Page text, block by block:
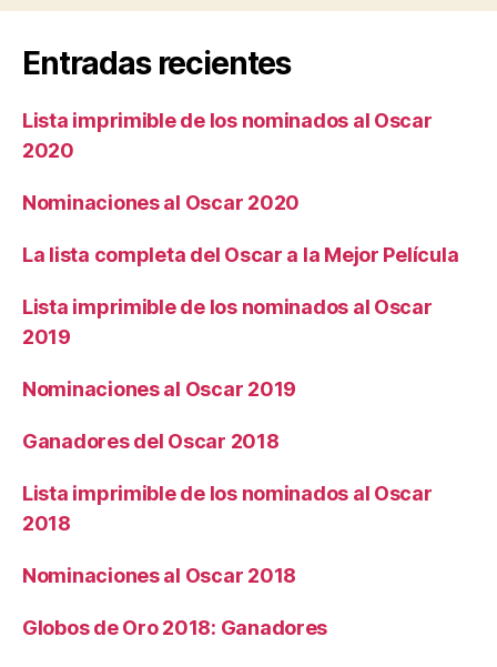
Entradas recientes
Lista imprimible de los nominados al Oscar
2020
Nominaciones al Oscar 2020
La lista completa del Oscar a la Mejor Película
Lista imprimible de los nominados al Oscar
2019
Nominaciones al Oscar 2019
Ganadores del Oscar 2018
Lista imprimible de los nominados al Oscar
2018
Nominaciones al Oscar 2018
Globos de Oro 2018: Ganadores